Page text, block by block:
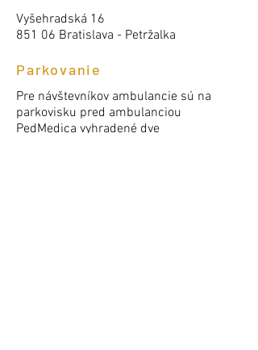
Vyšehradská 16
851 06 Bratislava - Petržalka
Parkovanie
Pre návštevníkov ambulancie sú na
parkovisku pred ambulanciou
PedMedica vyhradené dve